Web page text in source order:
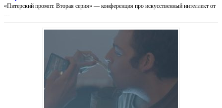
«Питерский промпт. Вторая серия» — конференция про искусственный интеллект от